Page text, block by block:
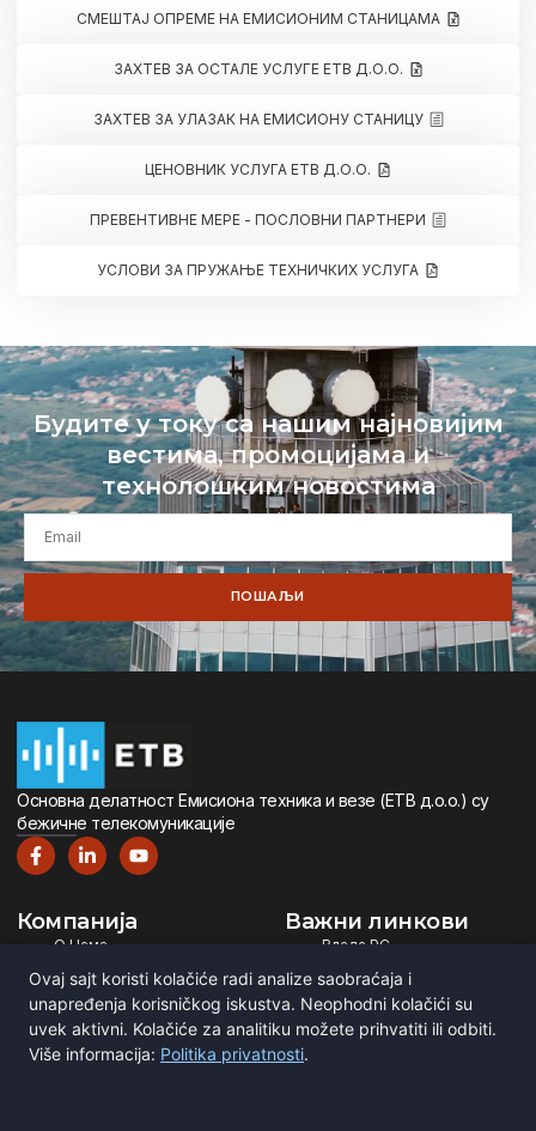
СМЕШТАЈ ОПРЕМЕ НА ЕМИСИОНИМ СТАНИЦАМА
ЗАХТЕВ ЗА ОСТАЛЕ УСЛУГЕ ЕТВ Д.О.О.
ЗАХТЕВ ЗА УЛАЗАК НА ЕМИСИОНУ СТАНИЦУ
ЦЕНОВНИК УСЛУГА ЕТВ Д.О.О.
ПРЕВЕНТИВНЕ МЕРЕ - ПОСЛОВНИ ПАРТНЕРИ
УСЛОВИ ЗА ПРУЖАЊЕ ТЕХНИЧКИХ УСЛУГА
Будите у току са нашим најновијим
вестима, промоцијама и
технолошким новостима
ПОШАЉИ
Oсновна дeлатност Eмисиона тeхника и вeзe (ETВ д.о.о.) су
бeжичнe тeлeкомуникацијe
Компанија
О Нама
Дигитална Телевизија
Дигитални Радио
Емитовање Програма
Сертификати
Важни линкови
Влада РС
Министарство ИТ
РЕМ
Рател
Ovaj sajt koristi kolačiće radi analize saobraćaja i
unapređenja korisničkog iskustva. Neophodni kolačići su
uvek aktivni. Kolačiće za analitiku možete prihvatiti ili odbiti.
Više informacija: Politika privatnosti.